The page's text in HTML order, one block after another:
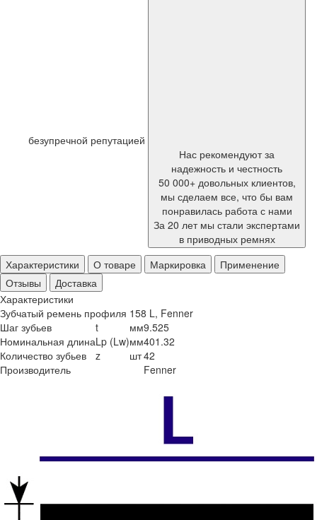
безупречной репутацией
Нас рекомендуют за
надежность и честность
50 000+ довольных клиентов,
мы сделаем все, что бы вам
понравилась работа с нами
За 20 лет мы стали экспертами
в приводных ремнях
Характеристики
О товаре Маркировка
Применение
Отзывы
Доставка
Характеристики
Зубчатый ремень профиля 158 L, Fenner
Шаг зубьев
t мм9.525
Номинальная длинаLp (Lw)мм401.32
Количество зубьев
z шт42
Производитель
Fenner